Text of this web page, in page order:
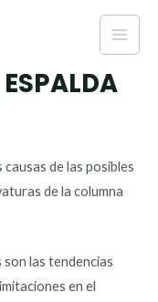
Main
de las posibles
de la columna
las tendencias
en el